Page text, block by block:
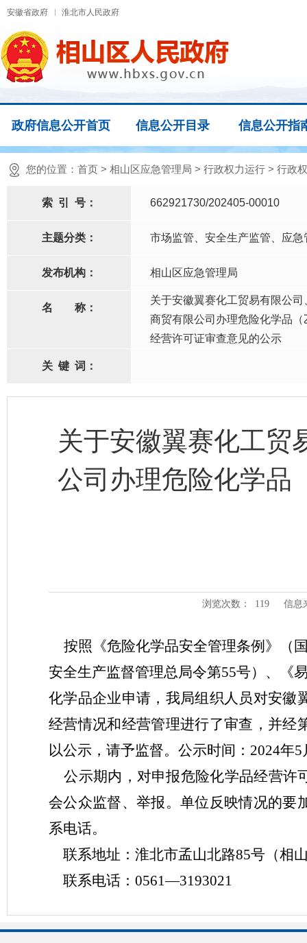
安徽省政府 淮北市人民政府
政府信息公开首页 信息公开目录 信息公开指
您的位置： 首页 > 相山区应急管理局 > 行政权力运行 > 行政
索 引 号： 662921730/202405-00010
主题分类： 市场监管、安全生产监管、应急
发布机构： 相山区应急管理局
名 称：
关于安徽翼赛化工贸易有限公
商贸有限公司办理危险化学品（
经营许可证审查意见的公示
关 键 词：
关于安徽翼赛化工贸
公司办理危险化学品
浏览次数： 119 信息
按照《危险化学品安全管理条例》（
安全生产监督管理总局令第55号）、《
化学品企业申请，我局组织人员对安徽
经营情况和经营管理进行了审查，并经
以公示，请予监督。公示时间： 2024年
公示期内，对申报危险化学品经营许
会公众监督、举报。单位反映情况的要
系电话。
联系地址：淮北市孟山北路85号（相
联系电话：0561—3193021